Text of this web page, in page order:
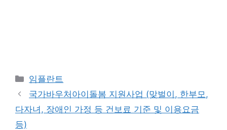
카
테
고
리
임플란트
국가바우처아이돌봄 지원사업 (맞벌이, 한부모,
다자녀, 장애인 가정 등 건보료 기준 및 이용요금
등)